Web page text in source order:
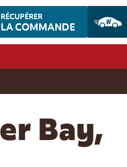
RÉCUPÉRER
LA COMMANDE
Bay,